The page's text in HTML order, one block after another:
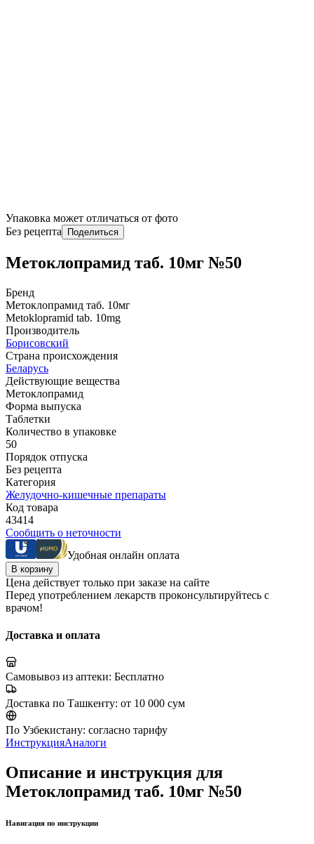
Упаковка может отличаться от фото
Без рецепта
Поделиться
Метоклопрамид таб. 10мг №50
Бренд
Метоклопрамид таб. 10мг
Metoklopramid tab. 10mg
Производитель
Борисовский
Страна происхождения
Беларусь
Действующие вещества
Метоклопрамид
Форма выпуска
Таблетки
Количество в упаковке
50
Порядок отпуска
Без рецепта
Категория
Желудочно-кишечные препараты
Код товара
43414
Сообщить о неточности
Удобная онлайн оплата
В корзину
Цена действует только при заказе на сайте
Перед употреблением лекарств проконсультируйтесь с
врачом!
Доставка и оплата
Самовывоз из аптеки: Бесплатно
Доставка по Ташкенту: от 10 000 сум
По Узбекистану: согласно тарифу
ИнструкцияАналоги
Описание и инструкция для
Метоклопрамид таб. 10мг №50
Навигация по инструкции